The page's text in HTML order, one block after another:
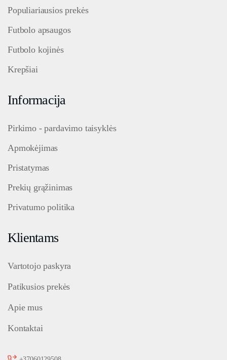
Populiariausios prekės
Futbolo apsaugos
Futbolo kojinės
Krepšiai
Informacija
Pirkimo - pardavimo taisyklės
Apmokėjimas
Pristatymas
Prekių grąžinimas
Privatumo politika
Klientams
Vartotojo paskyra
Patikusios prekės
Apie mus
Kontaktai